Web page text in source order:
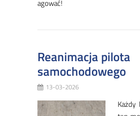
ago­wać!
Reanimacja pilota
samochodowego
13-03-2026
Każ­dy